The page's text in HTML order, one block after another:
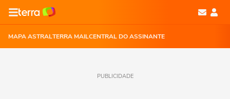
MAPA ASTRALTERRA MAILCENTRAL DO ASSINANTE
PUBLICIDADE